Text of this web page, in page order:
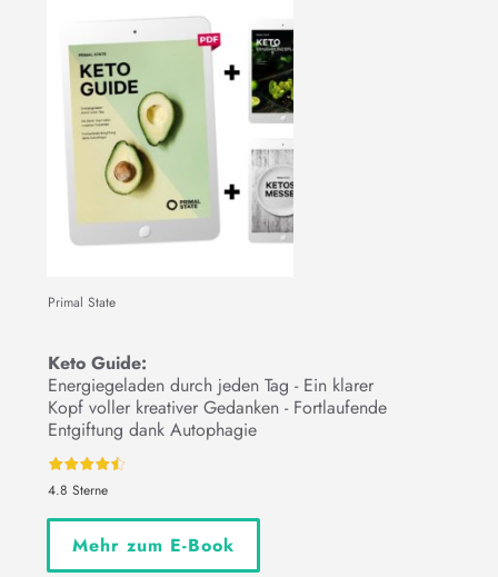
Primal State
Keto Guide:
Energiegeladen durch jeden Tag - Ein klarer
Kopf voller kreativer Gedanken - Fortlaufende
Entgiftung dank Autophagie
4.8 Sterne
Mehr zum E-Book